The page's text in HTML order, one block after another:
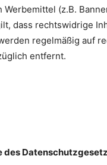
(z.B.
dass rechtswidrige
regelmäßig auf
entfernt.
des